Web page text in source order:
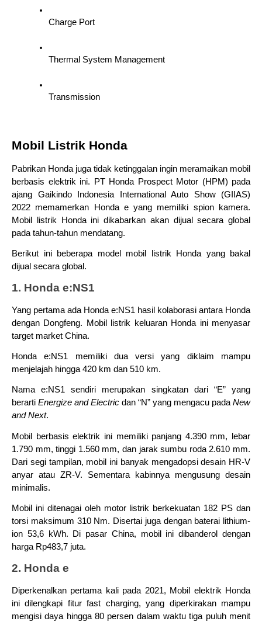
Charge Port
Thermal System Management
Transmission
Mobil Listrik Honda
Pabrikan Honda juga tidak ketinggalan ingin meramaikan mobil
berbasis elektrik ini. PT Honda Prospect Motor (HPM) pada
ajang Gaikindo Indonesia International Auto Show (GIIAS)
2022 memamerkan Honda e yang memiliki spion kamera.
Mobil listrik Honda ini dikabarkan akan dijual secara global
pada tahun-tahun mendatang.
Berikut ini beberapa model mobil listrik Honda yang bakal
dijual secara global.
1. Honda e:NS1
Yang pertama ada Honda e:NS1 hasil kolaborasi antara Honda
dengan Dongfeng. Mobil listrik keluaran Honda ini menyasar
target market China.
Honda e:NS1 memiliki dua versi yang diklaim mampu
menjelajah hingga 420 km dan 510 km.
Nama e:NS1 sendiri merupakan singkatan dari “E” yang
berarti Energize and Electric dan “N” yang mengacu pada New
and Next.
Mobil berbasis elektrik ini memiliki panjang 4.390 mm, lebar
1.790 mm, tinggi 1.560 mm, dan jarak sumbu roda 2.610 mm.
Dari segi tampilan, mobil ini banyak mengadopsi desain HR-V
anyar atau ZR-V. Sementara kabinnya mengusung desain
minimalis.
Mobil ini ditenagai oleh motor listrik berkekuatan 182 PS dan
torsi maksimum 310 Nm. Disertai juga dengan baterai lithium-
ion 53,6 kWh. Di pasar China, mobil ini dibanderol dengan
harga Rp483,7 juta.
2. Honda e
Diperkenalkan pertama kali pada 2021, Mobil elektrik Honda
ini dilengkapi fitur fast charging, yang diperkirakan mampu
mengisi daya hingga 80 persen dalam waktu tiga puluh menit